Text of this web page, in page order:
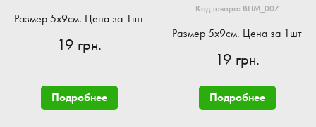
Размер 5x9см. Цена за 1шт
19 грн.
Подробнее
Код товара: BHM_007
Размер 5x9см. Цена за 1шт
19 грн.
Подробнее